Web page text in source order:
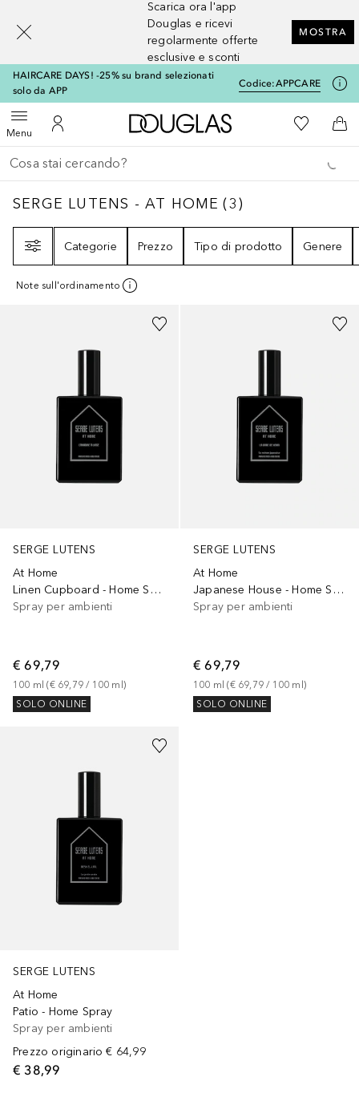
Scarica ora l'app
Douglas e ricevi
regolarmente offerte
esclusive e sconti
MOSTRA
HAIRCARE DAYS! -25% su brand selezionati
solo da APP
Codice:APPCARE
MenuApri menuAl Mio Account
A Douglas HomeAlla Mia
Al
Torna indietro
Esegui ricerca
SERGE LUTENS - AT HOME3
SERGE LUTENS - AT HOME (3)
Categorie
Prezzo Tipo di prodotto Genere
Note sull'ordinamento
SERGE LUTENS
At Home
Linen Cupboard - Home Spray
Spray per ambienti
€ 69,79
100 ml (€ 69,79 / 100 ml )
SOLO ONLINE
SERGE LUTENS
At Home
Japanese House - Home Spray
Spray per ambienti
€ 69,79
100 ml (€ 69,79 / 100 ml )
SOLO ONLINE
SERGE LUTENS
At Home
Patio - Home Spray
Spray per ambienti
Prezzo originario € 64,99
€ 38,99
[navigation.slideout.screenreader]